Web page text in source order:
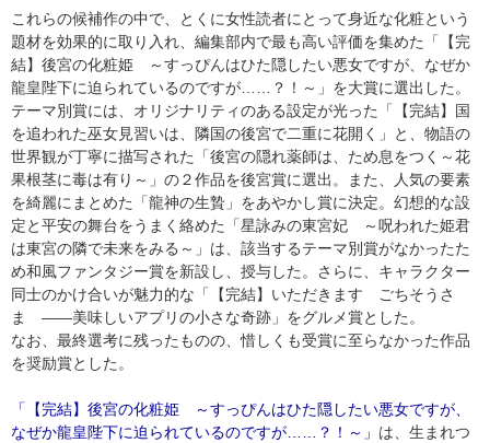
これらの候補作の中で、とくに女性読者にとって身近な化粧という
題材を効果的に取り入れ、編集部内で最も高い評価を集めた「【完
結】後宮の化粧姫 ～すっぴんはひた隠したい悪女ですが、なぜか
龍皇陛下に迫られているのですが……？！～」を大賞に選出した。
テーマ別賞には、オリジナリティのある設定が光った「【完結】国
を追われた巫女見習いは、隣国の後宮で二重に花開く」と、物語の
世界観が丁寧に描写された「後宮の隠れ薬師は、ため息をつく～花
果根茎に毒は有り～」の２作品を後宮賞に選出。また、人気の要素
を綺麗にまとめた「龍神の生贄」をあやかし賞に決定。幻想的な設
定と平安の舞台をうまく絡めた「星詠みの東宮妃 ～呪われた姫君
は東宮の隣で未来をみる～」は、該当するテーマ別賞がなかったた
め和風ファンタジー賞を新設し、授与した。さらに、キャラクター
同士のかけ合いが魅力的な「【完結】いただきます ごちそうさ
ま ――美味しいアプリの小さな奇跡」をグルメ賞とした。
なお、最終選考に残ったものの、惜しくも受賞に至らなかった作品
を奨励賞とした。
「【完結】後宮の化粧姫 ～すっぴんはひた隠したい悪女ですが、
なぜか龍皇陛下に迫られているのですが……？！～」 は、生まれつ